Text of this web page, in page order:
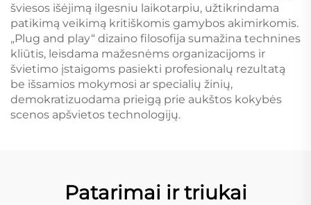
šviesos išėjimą ilgesniu laikotarpiu, užtikrindama
patikimą veikimą kritiškomis gamybos akimirkomis.
„Plug and play“ dizaino filosofija sumažina technines
kliūtis, leisdama mažesnėms organizacijoms ir
švietimo įstaigoms pasiekti profesionalų rezultatą
be išsamios mokymosi ar specialių žinių,
demokratizuodama prieigą prie aukštos kokybės
scenos apšvietos technologijų.
Patarimai ir triukai